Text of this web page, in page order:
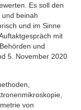
Es soll den
beinah
und im Sinne
mit
und
5. November 2020
von